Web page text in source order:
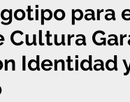
para
Cultura
Identidad